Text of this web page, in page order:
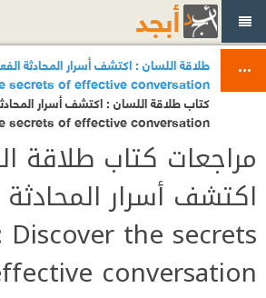
secrets of effective conversation‎
secrets of effective conversation‎
مراجعات كتاب طلاقة
اكتشف أسرار المحادثة
the secrets
conversation‎